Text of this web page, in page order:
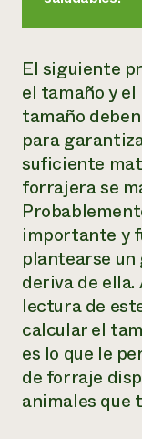
El siguiente
el tamaño y
tamaño
para
suficiente
forrajera se
importante y
plantearse un
deriva de ella.
lectura de
calcular el
es lo que le
de forraje
animales que